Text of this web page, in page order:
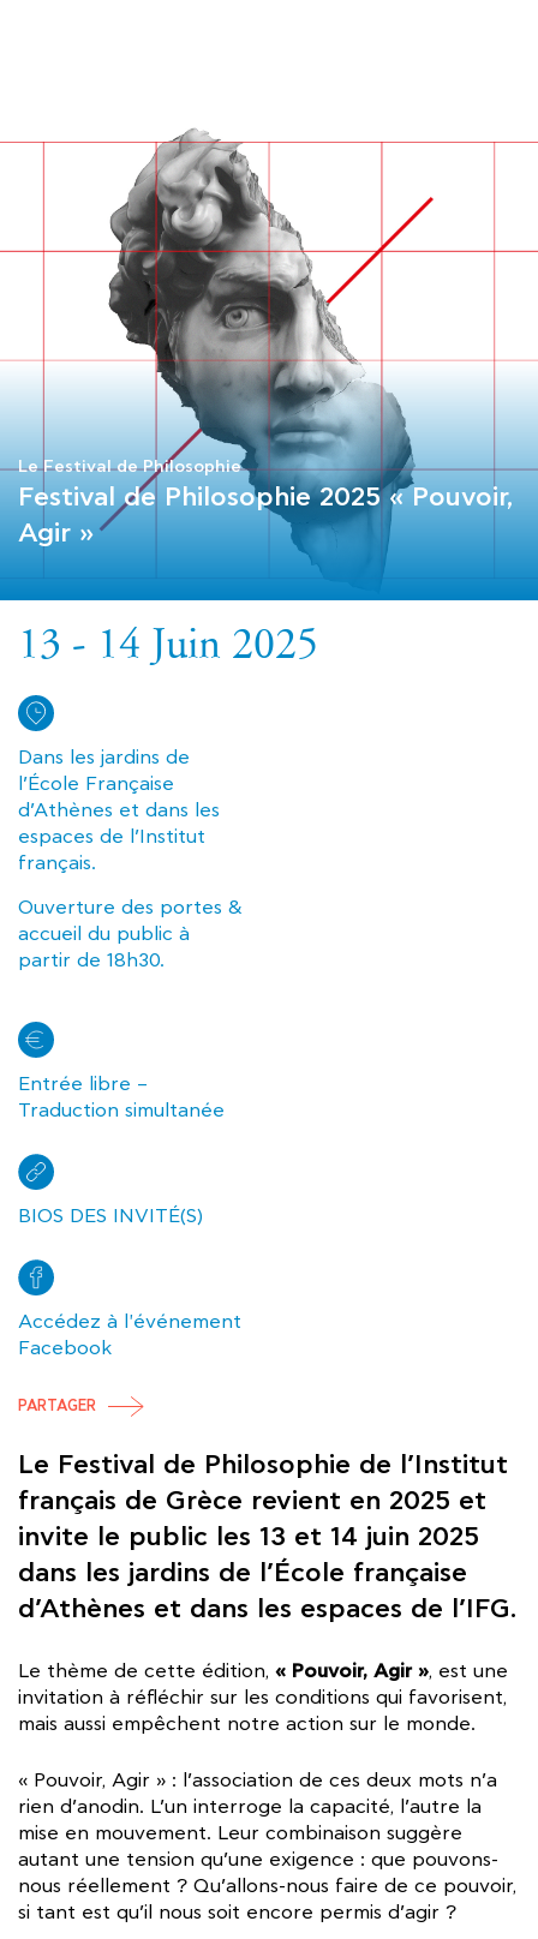
ETUDES
LA MÉDIATHÈQUE
Le Festival de Philosophie de l’Institut
français de Grèce revient en 2025 et
invite le public les 13 et 14 juin 2025
dans les jardins de l’École française
d’Athènes et dans les espaces de l’IFG.
Le thème de cette édition, « Pouvoir, Agir », est une
invitation à réfléchir sur les conditions qui favorisent,
mais aussi empêchent notre action sur le monde.
« Pouvoir, Agir » : l’association de ces deux mots n’a
rien d’anodin. L’un interroge la capacité, l’autre la
mise en mouvement. Leur combinaison suggère
autant une tension qu’une exigence : que pouvons-
nous réellement ? Qu’allons-nous faire de ce pouvoir,
si tant est qu’il nous soit encore permis d’agir ?
13 - 14 Juin 2025
Dans les jardins de
l’École Française
d’Athènes et dans les
espaces de l’Institut
français.
Ouverture des portes &
accueil du public à
partir de 18h30.
Entrée libre –
Traduction simultanée
ΒΙOS DES INVITÉ(S)
Accédez à l'événement
Facebook
PARTAGER
Le Festival de Philosophie
Festival de Philosophie 2025 « Pouvoir,
Agir »